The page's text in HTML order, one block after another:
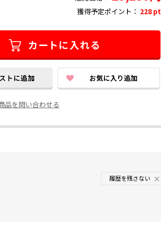
獲得予定ポイント： 228 pt
品を問い合わせる
履歴を残さない